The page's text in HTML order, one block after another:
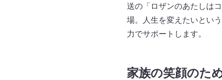
送の「ロザンのあたしは
場。人生を変えたいとい
力でサポートします。
家族の笑顔のた